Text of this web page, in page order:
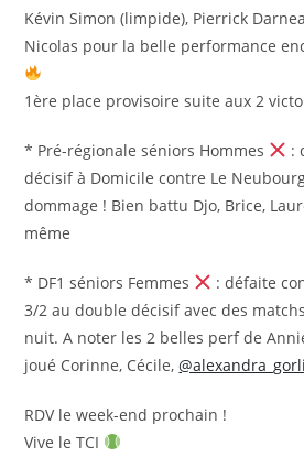
Kévin Simon (limpide), Pierrick
Nicolas pour la belle performance
1ère place provisoire suite aux 2
* Pré-régionale séniors Hommes
:
décisif à Domicile contre Le
dommage ! Bien battu Djo, Brice,
même
* DF1 séniors Femmes
: défaite
3/2 au double décisif avec des
nuit. A noter les 2 belles perf de
joué Corinne, Cécile,
RDV le week-end prochain !
Vive le TCI